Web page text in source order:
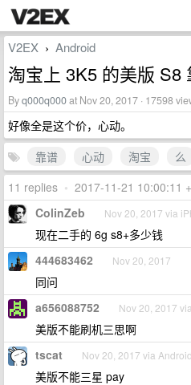
V2EX › Android
淘宝上 3K5 的美版 S8
Byq000q000at Nov 20, 2017 · 17598
好像全是这个价，心动。
靠谱
心动 淘宝
么
11 replies • 2017-11-21 10:00:11
ColinZeb Nov 20, 2017 via
现在二手的 6g s8+多少钱
444683462 Nov 20, 2017
同问
a656088752 Nov 20, 2017
美版不能刷机三思啊
tscat Nov 20, 2017 via Android
美版不能三星 pay